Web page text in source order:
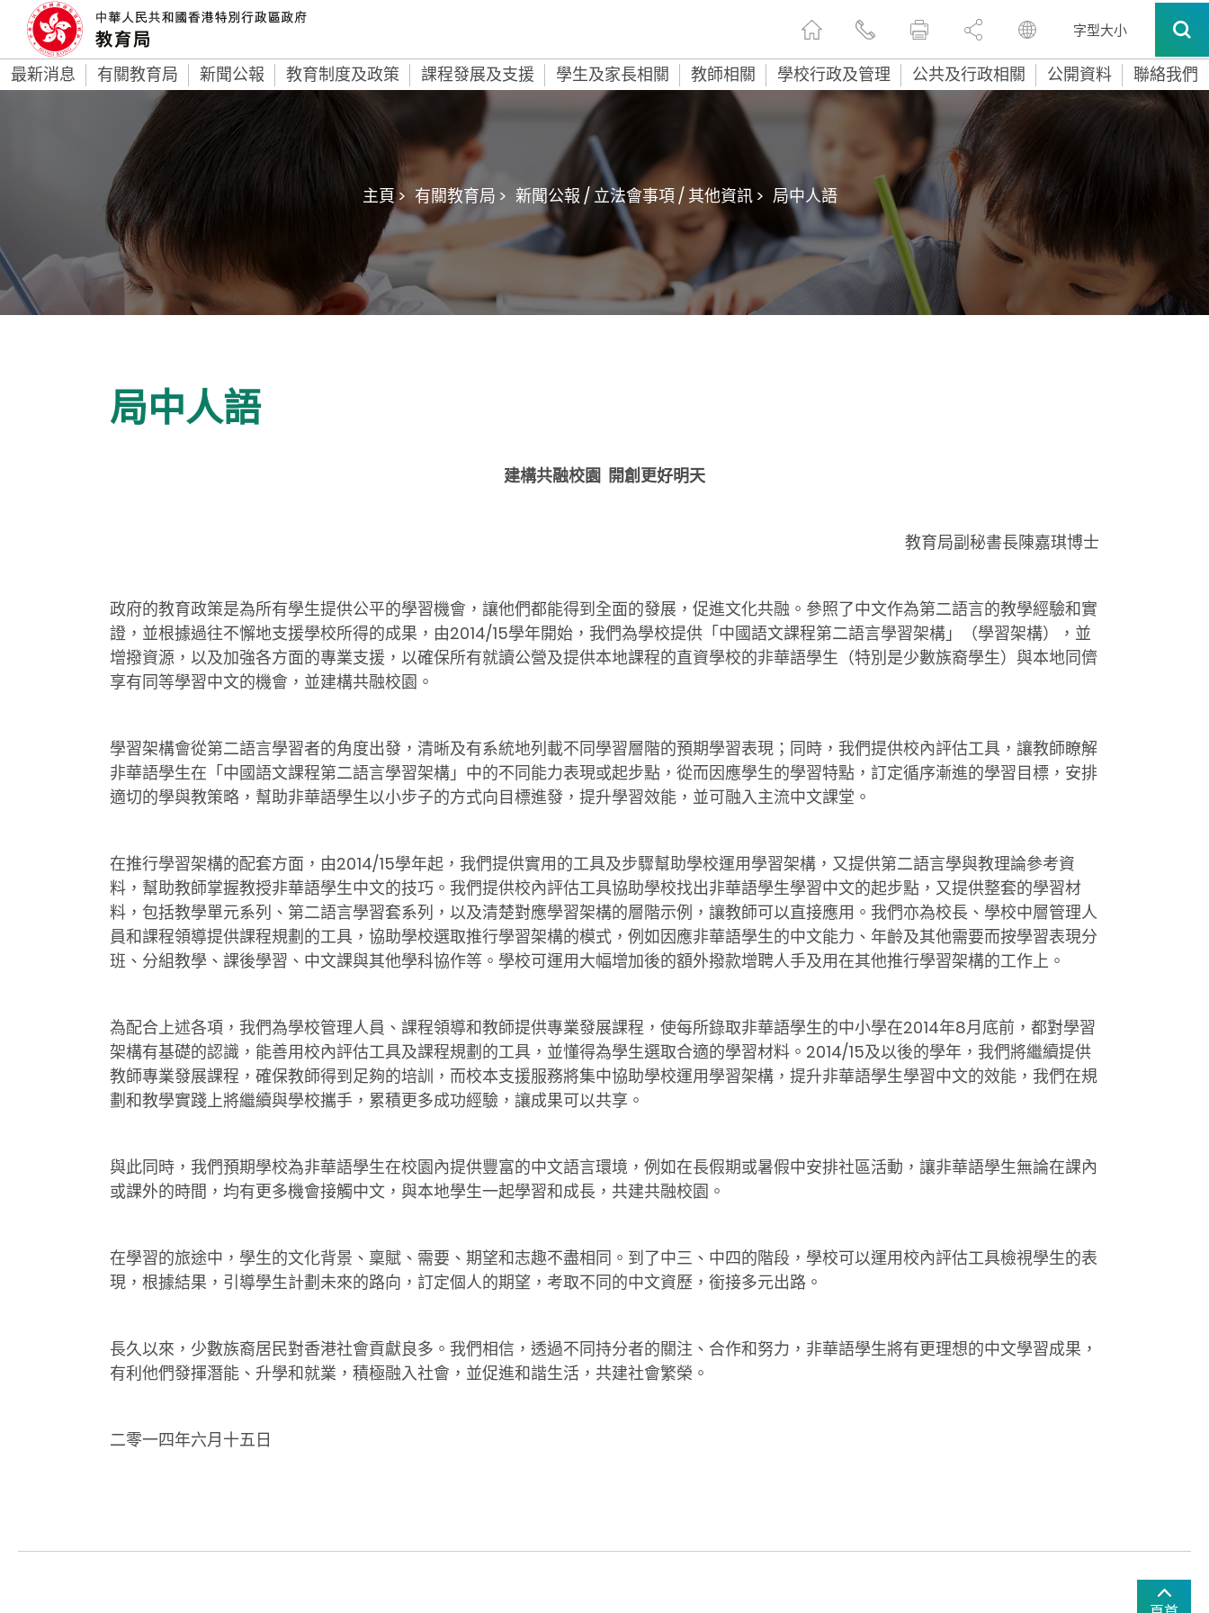
字型大小
最新消息 有關教育局 新聞公報 教育制度及政策 課程發展及支援 學生及家長相關 教師相關 學校行政及管理 公共及行政相關 公開資料 聯絡我們
主頁 > 有關教育局 > 新聞公報 / 立法會事項 / 其他資訊 > 局中人語
局中人語
建構共融校園 開創更好明天
教育局副秘書長陳嘉琪博士
政府的教育政策是為所有學生提供公平的學習機會，讓他們都能得到全面的發展，促進文化共融。參照了中文作為第二語言的教學經驗和實
證，並根據過往不懈地支援學校所得的成果，由2014/15學年開始，我們為學校提供「中國語文課程第二語言學習架構」（學習架構），並
增撥資源，以及加強各方面的專業支援，以確保所有就讀公營及提供本地課程的直資學校的非華語學生（特別是少數族裔學生）與本地同儕
享有同等學習中文的機會，並建構共融校園。
學習架構會從第二語言學習者的角度出發，清晰及有系統地列載不同學習層階的預期學習表現；同時，我們提供校內評估工具，讓教師瞭解
非華語學生在「中國語文課程第二語言學習架構」中的不同能力表現或起步點，從而因應學生的學習特點，訂定循序漸進的學習目標，安排
適切的學與教策略，幫助非華語學生以小步子的方式向目標進發，提升學習效能，並可融入主流中文課堂。
在推行學習架構的配套方面，由2014/15學年起，我們提供實用的工具及步驟幫助學校運用學習架構，又提供第二語言學與教理論參考資
料，幫助教師掌握教授非華語學生中文的技巧。我們提供校內評估工具協助學校找出非華語學生學習中文的起步點，又提供整套的學習材
料，包括教學單元系列、第二語言學習套系列，以及清楚對應學習架構的層階示例，讓教師可以直接應用。我們亦為校長、學校中層管理人
員和課程領導提供課程規劃的工具，協助學校選取推行學習架構的模式，例如因應非華語學生的中文能力、年齡及其他需要而按學習表現分
班、分組教學、課後學習、中文課與其他學科協作等。學校可運用大幅增加後的額外撥款增聘人手及用在其他推行學習架構的工作上。
為配合上述各項，我們為學校管理人員、課程領導和教師提供專業發展課程，使每所錄取非華語學生的中小學在2014年8月底前，都對學習
架構有基礎的認識，能善用校內評估工具及課程規劃的工具，並懂得為學生選取合適的學習材料。2014/15及以後的學年，我們將繼續提供
教師專業發展課程，確保教師得到足夠的培訓，而校本支援服務將集中協助學校運用學習架構，提升非華語學生學習中文的效能，我們在規
劃和教學實踐上將繼續與學校攜手，累積更多成功經驗，讓成果可以共享。
與此同時，我們預期學校為非華語學生在校園內提供豐富的中文語言環境，例如在長假期或暑假中安排社區活動，讓非華語學生無論在課內
或課外的時間，均有更多機會接觸中文，與本地學生一起學習和成長，共建共融校園。
在學習的旅途中，學生的文化背景、稟賦、需要、期望和志趣不盡相同。到了中三、中四的階段，學校可以運用校內評估工具檢視學生的表
現，根據結果，引導學生計劃未來的路向，訂定個人的期望，考取不同的中文資歷，銜接多元出路。
長久以來，少數族裔居民對香港社會貢獻良多。我們相信，透過不同持分者的關注、合作和努力，非華語學生將有更理想的中文學習成果，
有利他們發揮潛能、升學和就業，積極融入社會，並促進和諧生活，共建社會繁榮。
二零一四年六月十五日